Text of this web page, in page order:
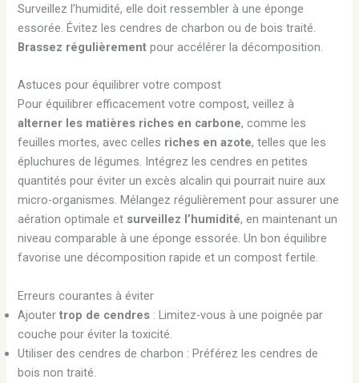
Surveillez l’humidité, elle doit ressembler à une éponge
essorée. Évitez les cendres de charbon ou de bois traité.
Brassez régulièrementpour accélérer la décomposition.
Astuces pour équilibrer votre compost
Pour équilibrer efficacement votre compost, veillez à
alterner les matières riches en carbone, comme les
feuilles mortes, avec celles riches en azote, telles que les
épluchures de légumes. Intégrez les cendres en petites
quantités pour éviter un excès alcalin qui pourrait nuire aux
micro-organismes. Mélangez régulièrement pour assurer une
aération optimale et surveillez l’humidité, en maintenant un
niveau comparable à une éponge essorée. Un bon équilibre
favorise une décomposition rapide et un compost fertile.
Erreurs courantes à éviter
Ajoutertrop de cendres : Limitez-vous à une poignée par
couche pour éviter la toxicité.
Utiliser des cendres de charbon : Préférez les cendres de
bois non traité.